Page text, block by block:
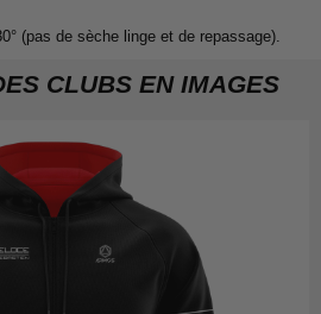
(pas de sèche linge et de repassage).
CLUBS EN IMAGES